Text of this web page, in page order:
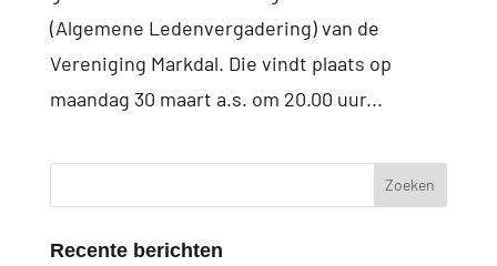
(Algemene Ledenvergadering) van de
Vereniging Markdal. Die vindt plaats op
maandag 30 maart a.s. om 20.00 uur...
Recente berichten